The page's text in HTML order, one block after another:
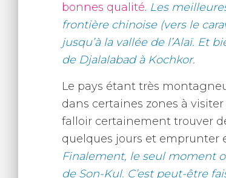
bonnes qualité. Les
frontière chinoise (vers le
jusqu’à la vallée de l’Alaï. Et
de Djalalabad à Kochkor.
Le pays étant très
dans certaines zones à
falloir certainement trouver
quelques jours et emprunter
Finalement, le seul moment
de Son-Kul. C’est peut-être